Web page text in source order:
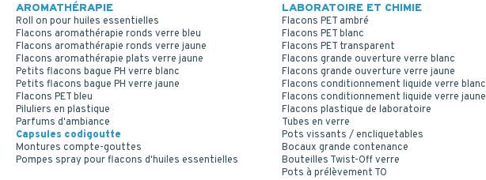
AROMATHÉRAPIE
Roll on pour huiles essentielles
Flacons aromathérapie ronds verre bleu
Flacons aromathérapie ronds verre jaune
Flacons aromathérapie plats verre jaune
Petits flacons bague PH verre blanc
Petits flacons bague PH verre jaune
Flacons PET bleu
Piluliers en plastique
Parfums d'ambiance
Capsules codigoutte
Montures compte-gouttes
Pompes spray pour flacons d'huiles essentielles
LABORATOIRE ET CHIMIE
Flacons PET ambré
Flacons PET blanc
Flacons PET transparent
Flacons grande ouverture verre blanc
Flacons grande ouverture verre jaune
Flacons conditionnement liquide verre blanc
Flacons conditionnement liquide verre jaune
Flacons plastique de laboratoire
Tubes en verre
Pots vissants / encliquetables
Bocaux grande contenance
Bouteilles Twist-Off verre
Pots à prélèvement TO